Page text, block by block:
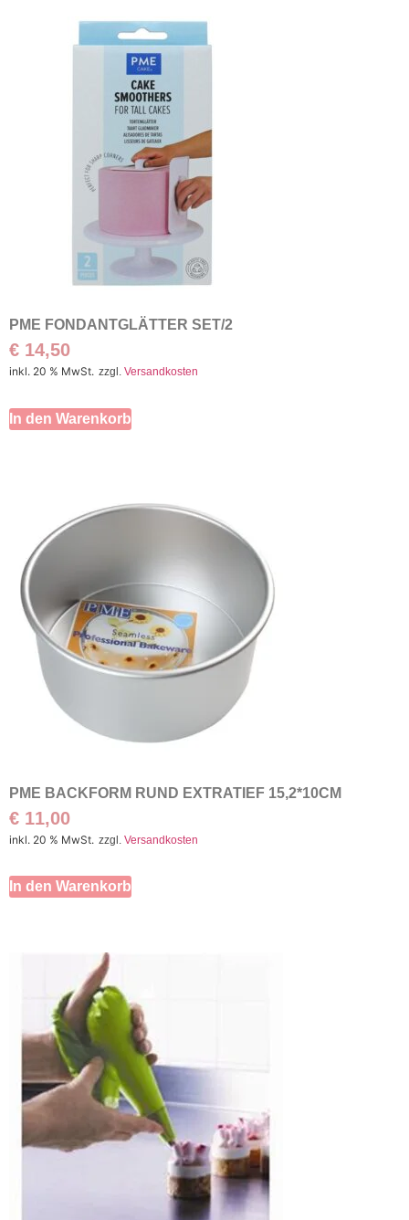
PME FONDANTGLÄTTER SET/2
€ 14,50
inkl. 20 % MwSt. zzgl. Versandkosten
In den Warenkorb
PME BACKFORM RUND EXTRATIEF 15,2*10CM
€ 11,00
inkl. 20 % MwSt. zzgl. Versandkosten
In den Warenkorb